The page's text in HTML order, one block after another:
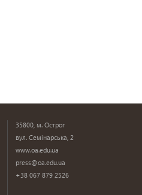
35800, м. Острог
вул. Семінарська, 2
www.oa.edu.ua
press@oa.edu.ua
+38 067 879 2526